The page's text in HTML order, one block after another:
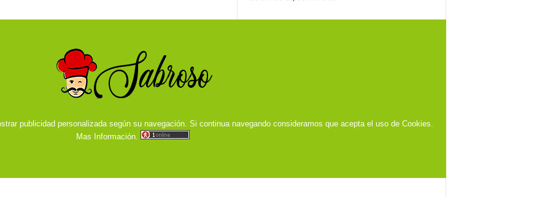
publicidad personalizada según su navegación. Si continua navegando consideramos que acepta el uso de Cookies.
Mas Información.